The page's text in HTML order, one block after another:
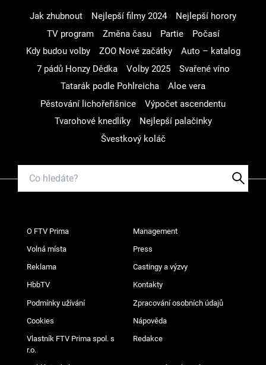
Jak zhubnout Nejlepší filmy 2024
Nejlepší horory
TV program
Změna času Partie
Počasí
Kdy budou volby
ZOO Nové začátky
Auto – katalog
7 pádů Honzy Dědka
Volby 2025
Svařené víno
Tatarák podle Pohlreicha
Aloe vera
Pěstování lichořeřišnice
Výpočet ascendentu
Tvarohové knedlíky
Nejlepší palačinky
Švestkový koláč
O FTV Prima Management
Volná místa Press
Reklama Castingy a výzvy
HbbTV Kontakty
Podmínky užívání Zpracování osobních údajů
Cookies Nápověda
Vlastník FTV Prima spol. s
r.o.
Redakce